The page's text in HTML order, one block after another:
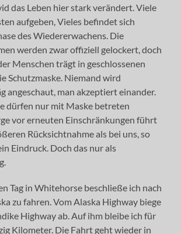
das Leben hier stark verändert. Viele
aufgeben, Vieles befindet sich
des Wiedererwachens. Die
werden zwar offiziell gelockert, doch
Menschen trägt in geschlossenen
Schutzmaske. Niemand wird
angeschaut, man akzeptiert einander.
dürfen nur mit Maske betreten
vor erneuten Einschränkungen führt
Rücksichtnahme als bei uns, so
Eindruck. Doch das nur als
Tag in Whitehorse beschließe ich nach
zu fahren. Vom Alaska Highway biege
Highway ab. Auf ihm bleibe ich für
Kilometer. Die Fahrt geht wieder in